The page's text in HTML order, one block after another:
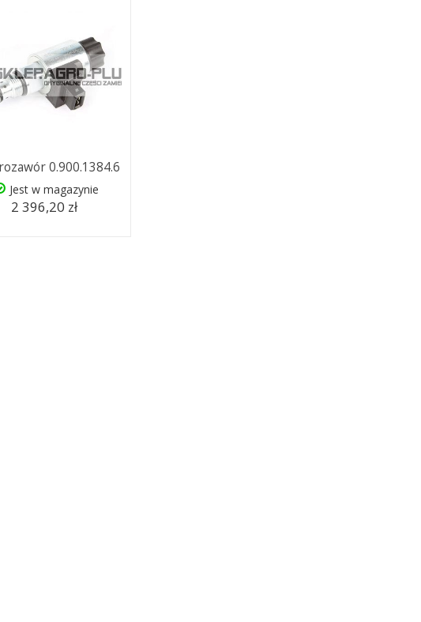
0.900.1384.6
Jest w magazynie
2 396,20 zł